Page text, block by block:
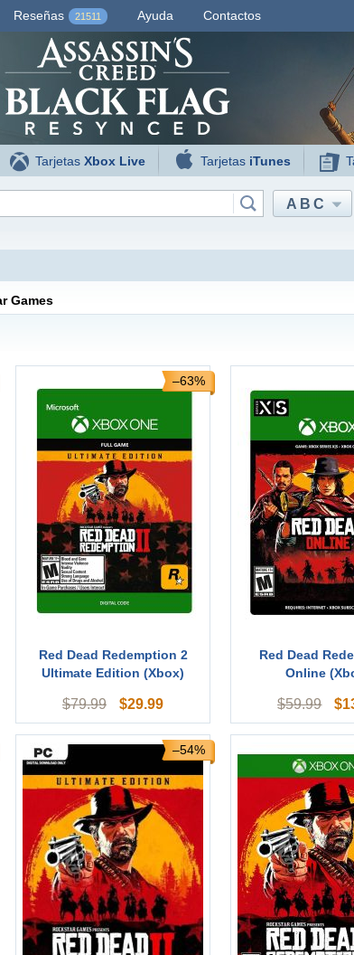
Reseñas 21511 Ayuda Contactos
TarjetasXbox Live Tarjetas iTunes
ABC
Games
–63%
Red Dead Redemption 2
Ultimate Edition (Xbox)
$79.99 $29.99
Red Dead
Online
$59.99 $
–54%